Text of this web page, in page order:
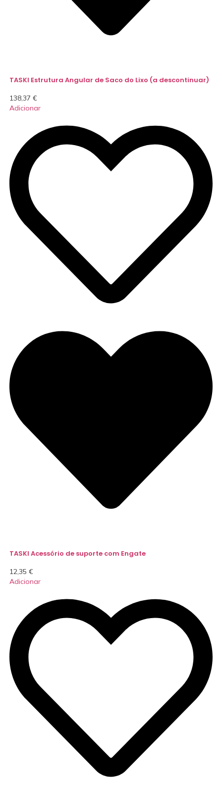
TASKI Estrutura Angular de Saco do Lixo (a descontinuar)
138,37 €
Adicionar
TASKI Acessório de suporte com Engate
12,35 €
Adicionar